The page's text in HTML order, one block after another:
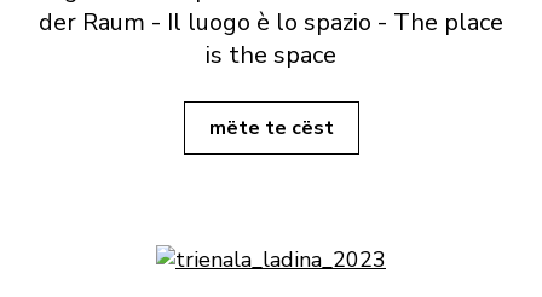
der Raum - Il luogo è lo spazio - The place
is the space
mëte te cëst